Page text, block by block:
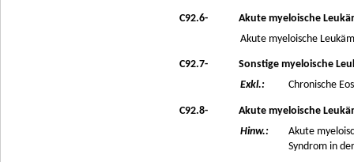
C92.6-
Akute myeloische
Akute myeloische
C92.7-
Sonstige myeloische
Exkl.:
Chronische
C92.8-
Akute myeloische
Hinw.:
Akute
Syndrom in